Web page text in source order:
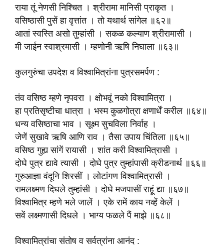
राया तूं नेणसी निश्चित । श्रीरामा मानिसी प्राकृत ।
वसिष्ठासी पुसें हा वृत्तांत । तो यथार्थ सांगेल ॥६२॥
आतां स्वस्ति असो तुम्हांसी । सकळ कल्याण श्रीरामासी ।
मी जाईन स्वाश्रमासी । म्हणोनी ऋषि निघाला ॥६३॥
कुलगुरुंचा उपदेश व विश्वामित्रांना पुत्रसमर्पण :
तंव वसिष्ठ म्हणे नृपवरा । क्षोभवूं नको विश्वामित्रा ।
हा प्रतिसृष्टीचा धात्रा । भस्म कुळगोत्रा क्षणार्धें करील ॥६४॥
धन्य वसिष्ठाचा भाव । सूक्ष्म सुचविला निर्वाह ।
जेणें सुखावे ऋषि आणि राव । तैसा उपाय चिंतिला ॥६५॥
वसिष्ठ गुह्य सांगें रायासी । शांत करी विश्वामित्रासी ।
दोघे पुत्र द्यावे त्यासी । दोघे पुत्र तुम्हांपासी क्रीडनार्थ ॥६६॥
गुरुआज्ञा वंदूनि शिरसीं । लोटांगण विश्वामित्रासी ।
रामलक्ष्मण दिधले तुम्हांसी । दोघे मजपासीं राहूं द्या ॥६७॥
विश्वामित्र म्हणे भले जालें । एके रामें काय नव्हें केलें ।
सवें लक्ष्मणासी दिधले । भाग्य फळले पैं माझे ॥६८॥
विश्वामित्रांचा संतोष व सर्वत्रांना आनंद :